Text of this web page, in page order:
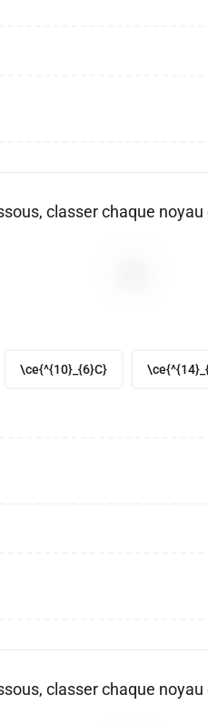
classer chaque
\ce{^{10}_{6}C}
classer chaque